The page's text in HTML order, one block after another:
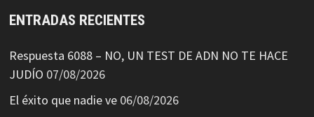
ENTRADAS RECIENTES
Respuesta 6088 – NO, UN TEST DE ADN NO TE HACE
JUDÍO 07/08/2026
El éxito que nadie ve 06/08/2026